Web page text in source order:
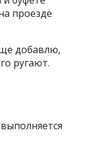
проезде
добавлю,
ругают.